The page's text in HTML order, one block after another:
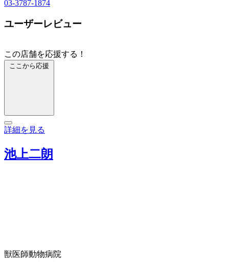
03-3787-1874
ユーザーレビュー
この店舗を応援する！
ここから応援
詳細を見る
池上二朗
獣医師動物病院